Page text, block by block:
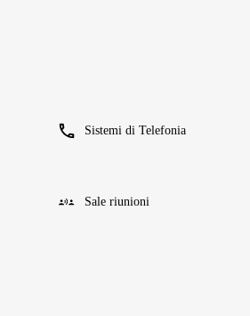
Sistemi di Telefonia
Sale riunioni